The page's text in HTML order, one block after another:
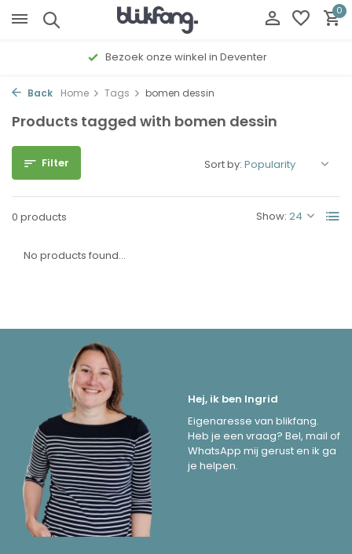
0
Bezoek onze winkel in Deventer
Back Home Tags bomen dessin
Products tagged with bomen dessin
Filter
0 products Show:
Sort by:
No products found...
Hej, ik ben Ingrid
Eigenaresse van blikfang.
Heb je een vraag? Bel, mail of
WhatsApp mij gerust en ik ga
je helpen.